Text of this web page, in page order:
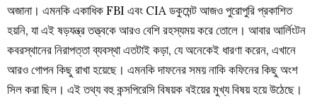
অজানা। এমনকি একাধিক FBI এবং CIA ডকুমেন্ট আজও পুরোপুরি প্রকাশিত
হয়নি, যা এই ষড়যন্ত্র তত্ত্বকে আরও বেশি রহস্যময় করে তোলে। আবার আর্লিংটন
কবরস্থানের নিরাপত্তা ব্যবস্থা এতটাই কড়া, যে অনেকেই ধারণা করেন, এখানে
আরও গোপন কিছু রাখা হয়েছে। এমনকি দাফনের সময় নাকি কফিনের কিছু অংশ
সিল করা ছিল। এই তথ্য বহু কন্সপিরেসি বিষয়ক বইয়ের মুখ্য বিষয় হয়ে উঠেছে।